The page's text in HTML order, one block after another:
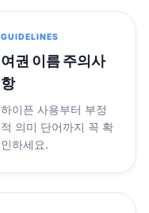
GUIDELINES
여권 이름 주의사
항
하이픈 사용부터 부정
적 의미 단어까지 꼭 확
인하세요.